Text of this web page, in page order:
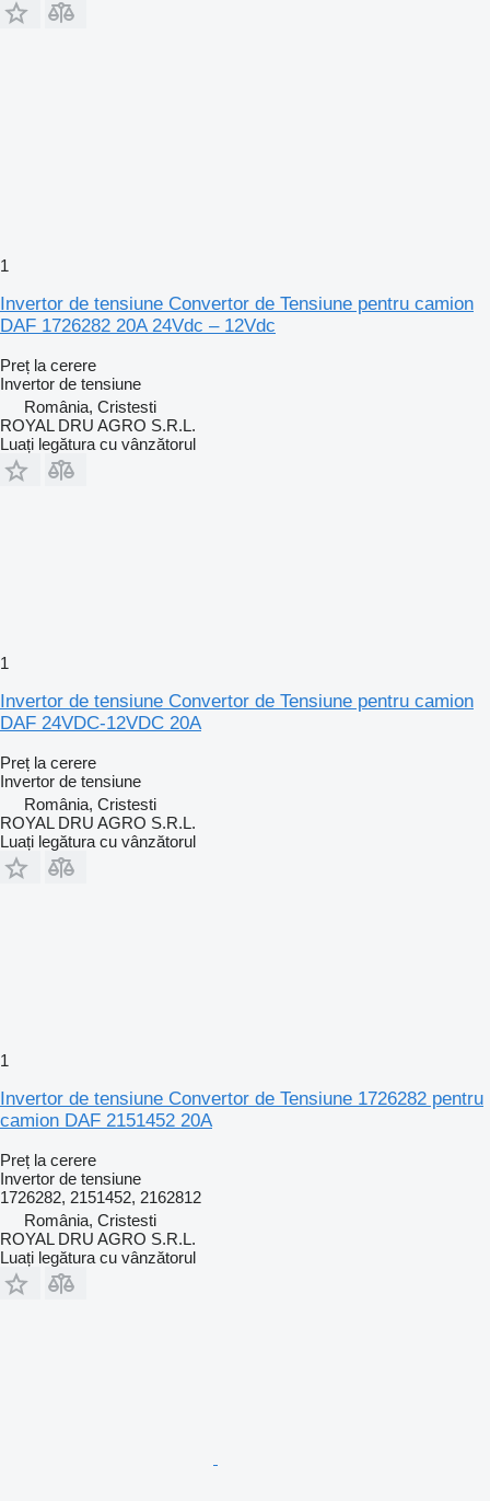
1
Invertor de tensiune Convertor de Tensiune pentru camion
DAF 1726282 20A 24Vdc – 12Vdc
Preț la cerere
Invertor de tensiune
România, Cristesti
ROYAL DRU AGRO S.R.L.
Luați legătura cu vânzătorul
1
Invertor de tensiune Convertor de Tensiune pentru camion
DAF 24VDC-12VDC 20A
Preț la cerere
Invertor de tensiune
România, Cristesti
ROYAL DRU AGRO S.R.L.
Luați legătura cu vânzătorul
1
Invertor de tensiune Convertor de Tensiune 1726282 pentru
camion DAF 2151452 20A
Preț la cerere
Invertor de tensiune
1726282, 2151452, 2162812
România, Cristesti
ROYAL DRU AGRO S.R.L.
Luați legătura cu vânzătorul